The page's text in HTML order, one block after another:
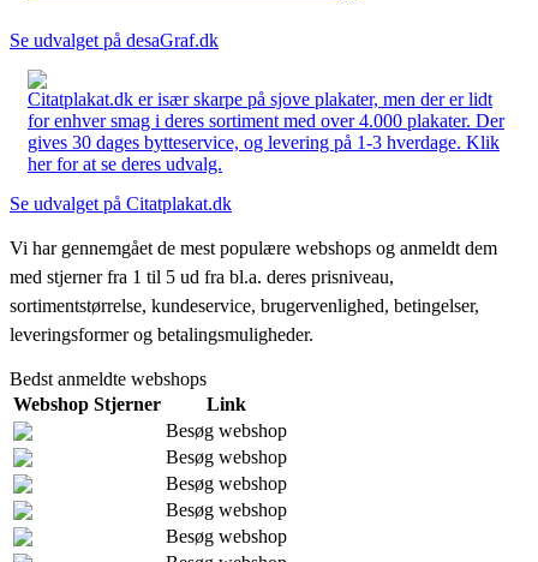
Se udvalget på desaGraf.dk
Citatplakat.dk er især skarpe på sjove plakater, men der er lidt
for enhver smag i deres sortiment med over 4.000 plakater. Der
gives 30 dages bytteservice, og levering på 1-3 hverdage. Klik
her for at se deres udvalg.
Se udvalget på Citatplakat.dk
Vi har gennemgået de mest populære webshops og anmeldt dem
med stjerner fra 1 til 5 ud fra bl.a. deres prisniveau,
sortimentstørrelse, kundeservice, brugervenlighed, betingelser,
leveringsformer og betalingsmuligheder.
Bedst anmeldte webshops
Webshop Stjerner
Link
Besøg webshop
Besøg webshop
Besøg webshop
Besøg webshop
Besøg webshop